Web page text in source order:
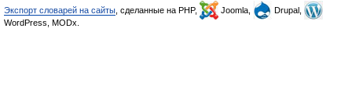
Экспорт словарей на сайты , сделанные на PHP, Joomla,
Drupal,
WordPress, MODx.